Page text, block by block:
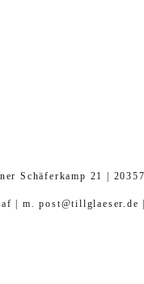
Schäferkamp 21 |
| m.